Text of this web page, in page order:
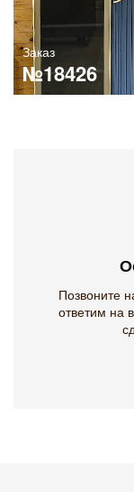
Позвоните
ответим на
Заказ
№18426